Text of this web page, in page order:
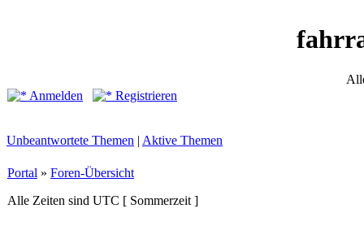
Anmelden
Registrieren
Unbeantwortete Themen | Aktive Themen
Portal » Foren-Übersicht
Alle Zeiten sind UTC [ Sommerzeit ]